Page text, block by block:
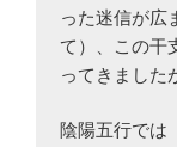
った迷信が広
て）、この干
ってきました
陰陽五行では